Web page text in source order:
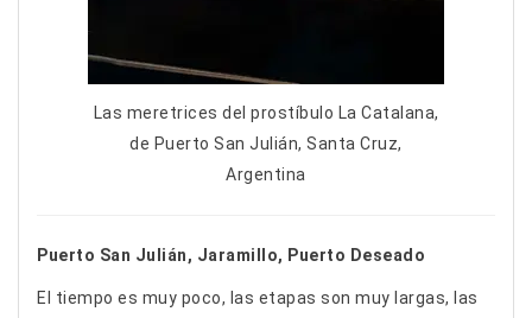
Las meretrices del prostíbulo La Catalana,
de Puerto San Julián, Santa Cruz,
Argentina
Puerto San Julián, Jaramillo, Puerto Deseado
El tiempo es muy poco, las etapas son muy largas, las